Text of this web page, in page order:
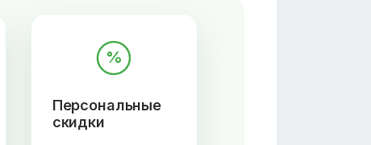
%
Персональные
скидки